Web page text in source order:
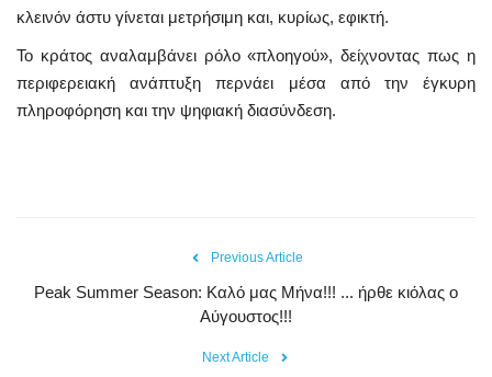
κλεινόν άστυ γίνεται μετρήσιμη και, κυρίως, εφικτή.
Το κράτος αναλαμβάνει ρόλο «πλοηγού», δείχνοντας πως η
περιφερειακή ανάπτυξη περνάει μέσα από την έγκυρη
πληροφόρηση και την ψηφιακή διασύνδεση.
Previous Article
Peak Summer Season: Kαλό μας Μήνα!!! ... ήρθε κιόλας ο
Αύγουστος!!!
Next Article